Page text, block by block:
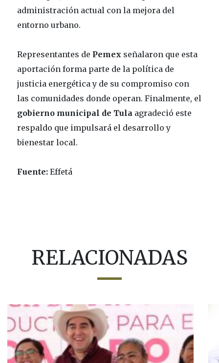
administración actual con la mejora del
entorno urbano.
Representantes de Pemex señalaron que esta
aportación forma parte de la política de
justicia energética y de su compromiso con
las comunidades donde operan. Finalmente, el
gobierno municipal de Tula agradeció este
respaldo que impulsará el desarrollo y
bienestar local.
Fuente: Effetá
RELACIONADAS